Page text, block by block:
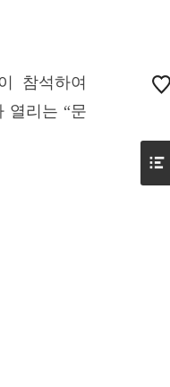
참석하여
열리는 “문